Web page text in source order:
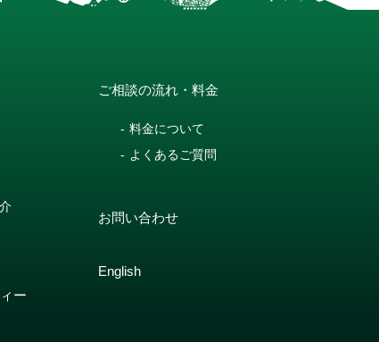
ー
ご相談の流れ・料金
料金について
よくあるご質問
お問い合わせ
English